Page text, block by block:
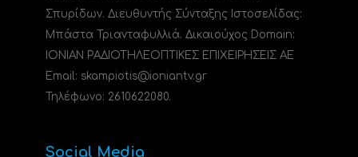
Σπυρίδων. Διευθυντής Σύνταξης Ιστοσελίδας:
Μπάστα Τριανταφυλλιά. Δικαιούχος Domain:
ΙΟΝΙΑΝ ΡΑΔΙΟΤΗΛΕΟΠΤΙΚΕΣ ΕΠΙΧΕΙΡΗΣΕΙΣ ΑΕ
Email: skampiotis@ioniantv.gr
Τηλέφωνο: 2610622080.
Social Media